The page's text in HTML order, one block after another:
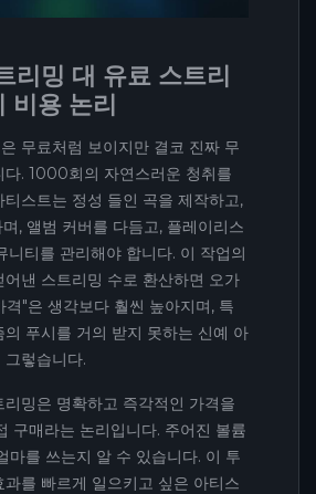
리밍 대 유료 스트리
비용 논리
무료처럼 보이지만 결코 진짜 무
다. 1000회의 자연스러운 청취를
티스트는 정성 들인 곡을 제작하고,
, 앨범 커버를 다듬고, 플레이리스
니티를 관리해야 합니다. 이 작업의
어낸 스트리밍 수로 환산하면 오가
격"은 생각보다 훨씬 높아지며, 특
푸시를 거의 받지 못하는 신예 아
렇습니다.
리밍은 명확하고 즉각적인 가격을
구매라는 논리입니다. 주어진 볼륨
마를 쓰는지 알 수 있습니다. 이 투
과를 빠르게 일으키고 싶은 아티스